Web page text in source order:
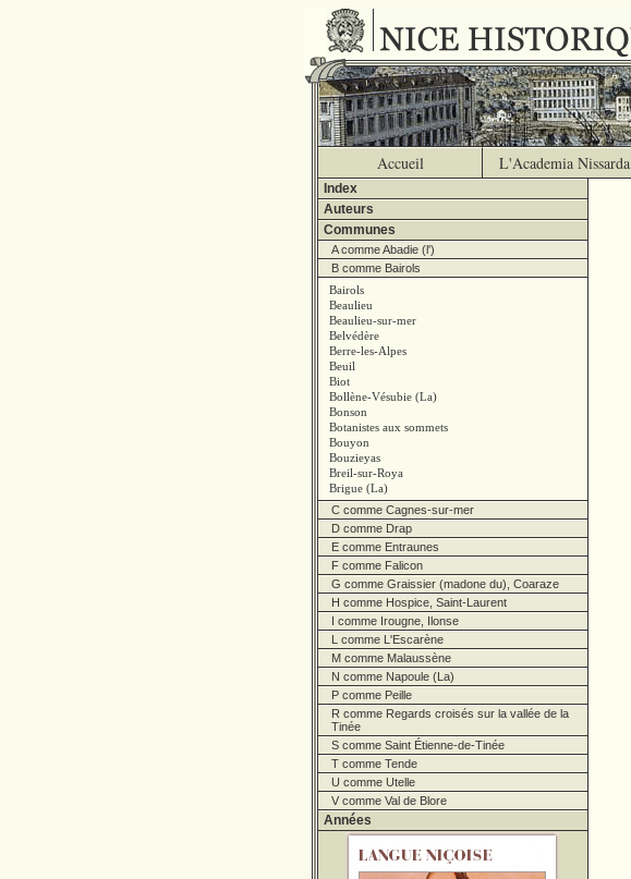
Accueil L'Academia Nissarda
Index
Auteurs
Communes
A comme Abadie (l')
B comme Bairols
Bairols
Beaulieu
Beaulieu-sur-mer
Belvédère
Berre-les-Alpes
Beuil
Biot
Bollène-Vésubie (La)
Bonson
Botanistes aux sommets
Bouyon
Bouzieyas
Breil-sur-Roya
Brigue (La)
C comme Cagnes-sur-mer
D comme Drap
E comme Entraunes
F comme Falicon
G comme Graissier (madone du), Coaraze
H comme Hospice, Saint-Laurent
I comme Irougne, Ilonse
L comme L'Escarène
M comme Malaussène
N comme Napoule (La)
P comme Peille
R comme Regards croisés sur la vallée de la
Tinée
S comme Saint Étienne-de-Tinée
T comme Tende
U comme Utelle
V comme Val de Blore
Années